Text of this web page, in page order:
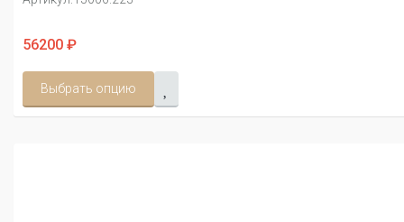
56200 ₽
Выбрать опцию